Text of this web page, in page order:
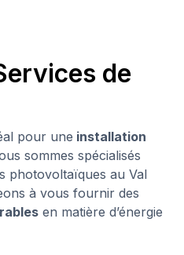
de
pour une installation
sommes spécialisés
photovoltaïques au Val
à vous fournir des
en matière d’énergie